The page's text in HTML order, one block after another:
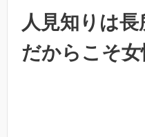
人見知りは
だからこそ